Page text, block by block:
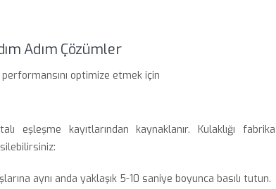
Adım Çözümler
performansını optimize etmek için
eşleşme kayıtlarından kaynaklanır. Kulaklığı fabrika
aynı anda yaklaşık 5-10 saniye boyunca basılı tutun.